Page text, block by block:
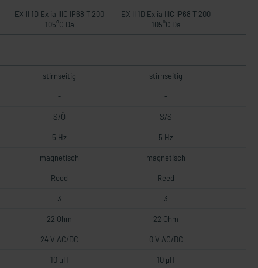
EX II 1D Ex ia IIIC IP68 T 200
105°C Da
EX II 1D Ex ia IIIC IP68 T 200
105°C Da
stirnseitig stirnseitig
- -
S/Ö S/S
5 Hz 5 Hz
magnetisch magnetisch
Reed Reed
3 3
22 Ohm 22 Ohm
24 V AC/DC 0 V AC/DC
10 µH 10 µH